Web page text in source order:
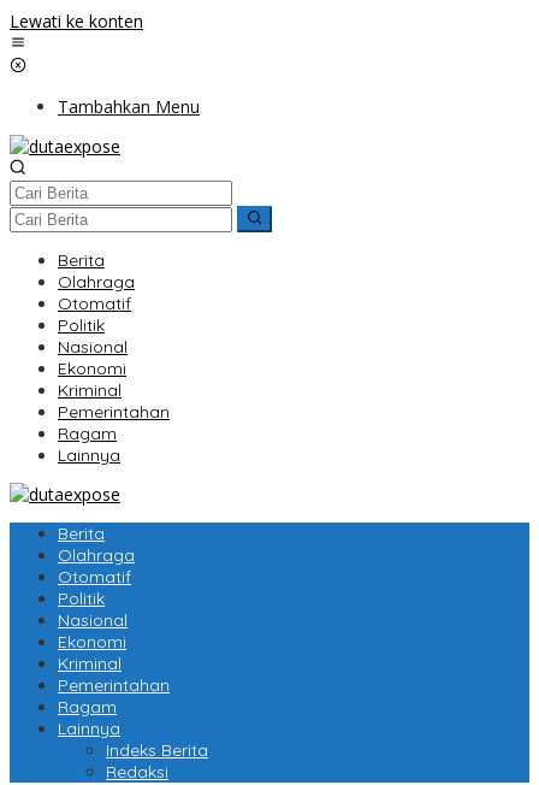
Lewati ke konten
Tambahkan Menu
Berita
Olahraga
Otomatif
Politik
Nasional
Ekonomi
Kriminal
Pemerintahan
Ragam
Lainnya
Berita
Olahraga
Otomatif
Politik
Nasional
Ekonomi
Kriminal
Pemerintahan
Ragam
Lainnya
Indeks Berita
Redaksi